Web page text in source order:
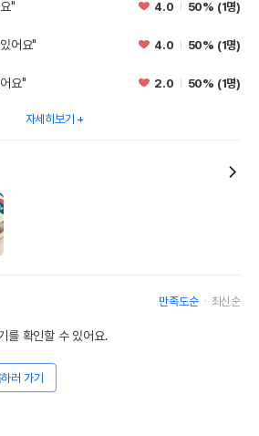
" 4.0 50% (1명)
어요" 4.0 50% (1명)
요" 2.0 50% (1명)
자세히보기
만족도순 최신순
를 확인할 수 있어요.
러 가기